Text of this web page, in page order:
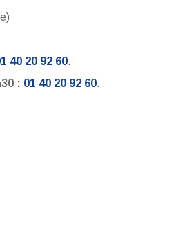
40 20 92 60.
: 01 40 20 92 60.